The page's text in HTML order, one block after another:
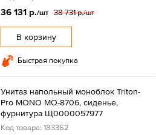
36 131 р./шт 38 731 р./шт
В корзину
Быстрая покупка
Унитаз напольный моноблок Triton-
Pro MONO MO-8706, сиденье,
фурнитура Щ0000057977
Код товара: 183362